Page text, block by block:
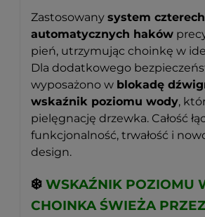
Zastosowany system czterech
automatycznych haków
pień, utrzymując choinkę w
Dla dodatkowego
wyposażono w blokadę
wskaźnik poziomu wody,
pielęgnację drzewka. Całość
funkcjonalność, trwałość i
design.
❄️ WSKAŹNIK POZIOMU
CHOINKA ŚWIEŻA